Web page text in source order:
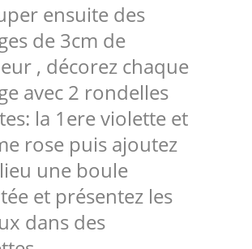
ensuite des
de 3cm de
, décorez chaque
avec 2 rondelles
la 1ere violette et
rose puis ajoutez
une boule
et présentez les
dans des